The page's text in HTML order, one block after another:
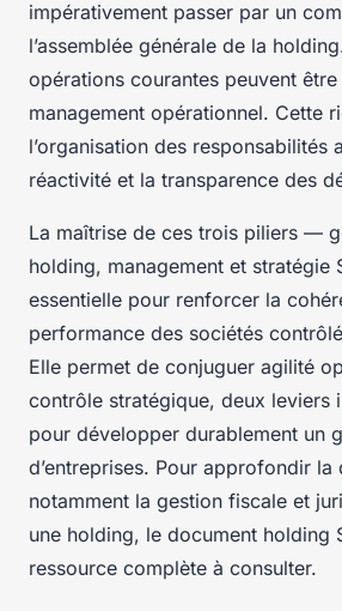
impérativement passer par un
l’assemblée générale de la
opérations courantes peuvent
management opérationnel. Cette
l’organisation des responsabilités
réactivité et la transparence des
La maîtrise de ces trois piliers —
holding, management et stratégie
essentielle pour renforcer la
performance des sociétés
Elle permet de conjuguer agilité
contrôle stratégique, deux leviers
pour développer durablement un
d’entreprises. Pour approfondir la
notamment la gestion fiscale et
une holding, le document holding
ressource complète à consulter.